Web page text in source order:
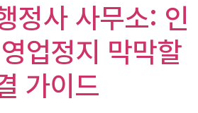
정사 사무소: 인
업정지 막막할
가이드